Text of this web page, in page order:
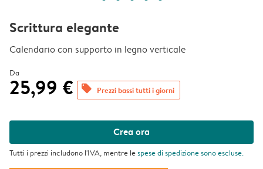
Scrittura elegante
Calendario con supporto in legno verticale
Da
25,99 € offers Prezzi bassi tutti i giorni
Crea ora
Tutti i prezzi includono l'IVA, mentre lespese di spedizionesono escluse.